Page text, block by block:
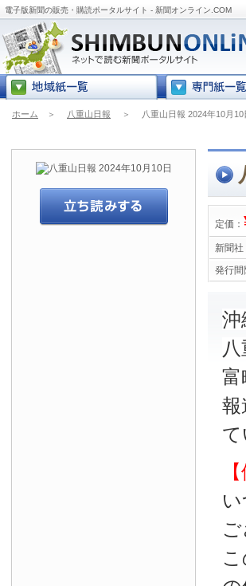
電子版新聞の販売・購読ポータルサイト - 新聞オンライン.COM
ホーム ＞ 八重山日報 ＞ 八重山日報 2024年10月10
定価：
新聞社
発行間
沖
富
報
て
ご